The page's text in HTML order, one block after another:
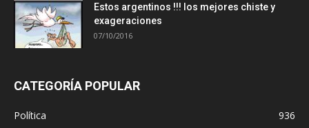
Estos argentinos !!! los mejores chiste y
exageraciones
07/10/2016
CATEGORÍA POPULAR
Política
936